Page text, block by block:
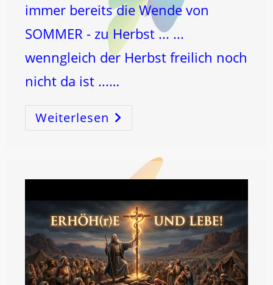
immer bereits die Wende von
SOMMER - zu Herbst ... ...
wenngleich der Herbst freilich noch
nicht da ist ...…
Weiterlesen VOLLMOND
Im
Wassermann